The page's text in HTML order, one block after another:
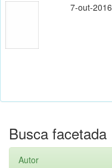
7-out-2016
Busca facetada
Autor